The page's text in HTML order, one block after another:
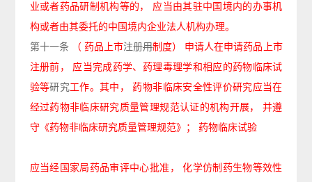
业或者药品研制机构等的，
应当由其驻中国境内的办事机
构或者由其委托的中国境内企业法人机构办理。
第十一条
（ 药品上市注册用制度）
申请人在申请药品上市
注册前，
应当完成药学、药理毒理学和相应的药物临床试
验等研究工作。其中，
药物非临床安全性评价研究应当在
经过药物非临床研究质量管理规范认证的机构开展，
并遵
守《药物非临床研究质量管理规范》；
药物临床试验
应当经国家局药品审评中心批准，
化学仿制药生物等效性